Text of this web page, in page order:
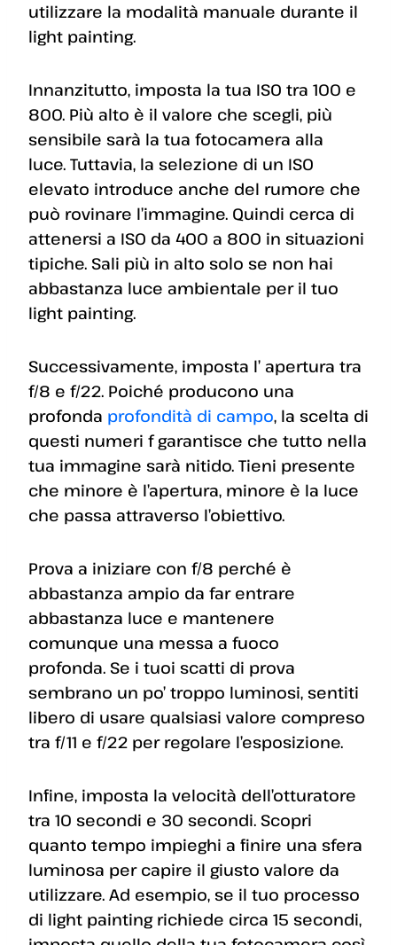
utilizzare la modalità manuale durante il
light painting.
Innanzitutto, imposta la tua ISO tra 100 e
800. Più alto è il valore che scegli, più
sensibile sarà la tua fotocamera alla
luce. Tuttavia, la selezione di un ISO
elevato introduce anche del rumore che
può rovinare l’immagine. Quindi cerca di
attenersi a ISO da 400 a 800 in situazioni
tipiche. Sali più in alto solo se non hai
abbastanza luce ambientale per il tuo
light painting.
Successivamente, imposta l’ apertura tra
f/8 e f/22. Poiché producono una
profonda profondità di campo, la scelta di
questi numeri f garantisce che tutto nella
tua immagine sarà nitido. Tieni presente
che minore è l’apertura, minore è la luce
che passa attraverso l’obiettivo.
Prova a iniziare con f/8 perché è
abbastanza ampio da far entrare
abbastanza luce e mantenere
comunque una messa a fuoco
profonda. Se i tuoi scatti di prova
sembrano un po’ troppo luminosi, sentiti
libero di usare qualsiasi valore compreso
tra f/11 e f/22 per regolare l’esposizione.
Infine, imposta la velocità dell’otturatore
tra 10 secondi e 30 secondi. Scopri
quanto tempo impieghi a finire una sfera
luminosa per capire il giusto valore da
utilizzare. Ad esempio, se il tuo processo
di light painting richiede circa 15 secondi,